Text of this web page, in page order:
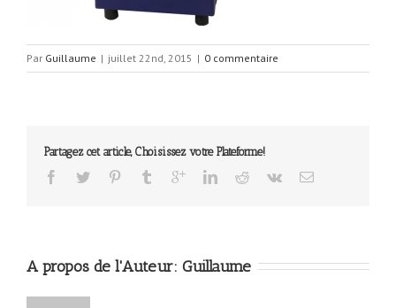
Par Guillaume | juillet 22nd, 2015 | 0 commentaire
Partagez cet article, Choisissez votre Plateforme!
A propos de l'Auteur: Guillaume